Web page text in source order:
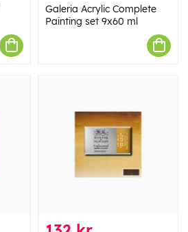
Galeria Acrylic Complete
Painting set 9x60 ml